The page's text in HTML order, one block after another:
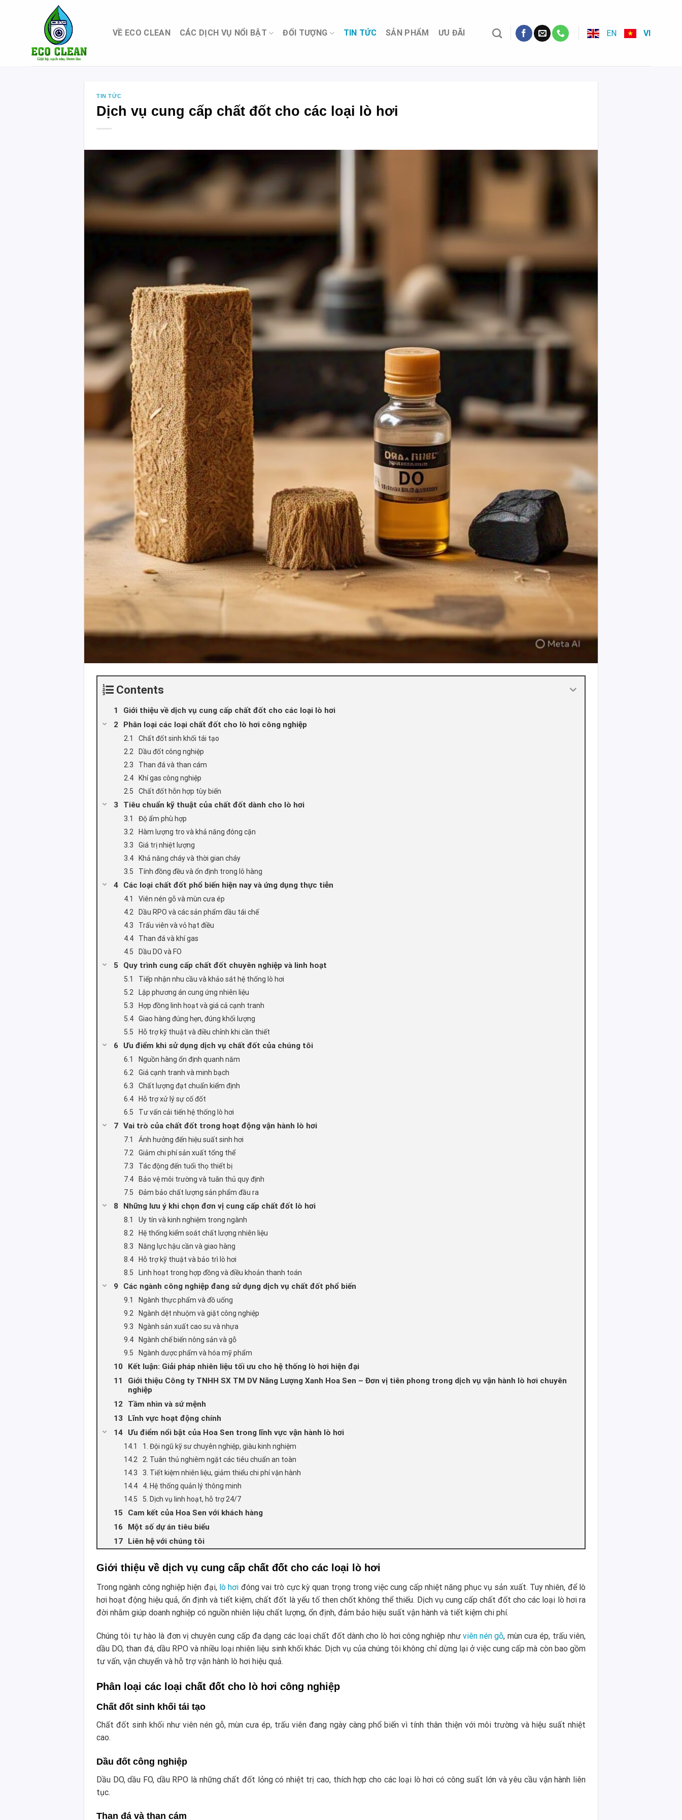
VỀ ECO CLEAN CÁC DỊCH VỤ NỔI BẬT ĐỐI TƯỢNG TIN TỨC SẢN PHẨM ƯU ĐÃI EN VI
TIN TỨC
Dịch vụ cung cấp chất đốt cho các loại lò hơi
Contents
Giới thiệu về dịch vụ cung cấp chất đốt cho các loại lò hơi
Phân loại các loại chất đốt cho lò hơi công nghiệp
Chất đốt sinh khối tái tạo
Dầu đốt công nghiệp
Than đá và than cám
Khí gas công nghiệp
Chất đốt hỗn hợp tùy biến
Tiêu chuẩn kỹ thuật của chất đốt dành cho lò hơi
Độ ẩm phù hợp
Hàm lượng tro và khả năng đóng cặn
Giá trị nhiệt lượng
Khả năng cháy và thời gian cháy
Tính đồng đều và ổn định trong lô hàng
Các loại chất đốt phổ biến hiện nay và ứng dụng thực tiễn
Viên nén gỗ và mùn cưa ép
Dầu RPO và các sản phẩm dầu tái chế
Trấu viên và vỏ hạt điều
Than đá và khí gas
Dầu DO và FO
Quy trình cung cấp chất đốt chuyên nghiệp và linh hoạt
Tiếp nhận nhu cầu và khảo sát hệ thống lò hơi
Lập phương án cung ứng nhiên liệu
Hợp đồng linh hoạt và giá cả cạnh tranh
Giao hàng đúng hẹn, đúng khối lượng
Hỗ trợ kỹ thuật và điều chỉnh khi cần thiết
Ưu điểm khi sử dụng dịch vụ chất đốt của chúng tôi
Nguồn hàng ổn định quanh năm
Giá cạnh tranh và minh bạch
Chất lượng đạt chuẩn kiểm định
Hỗ trợ xử lý sự cố đốt
Tư vấn cải tiến hệ thống lò hơi
Vai trò của chất đốt trong hoạt động vận hành lò hơi
Ảnh hưởng đến hiệu suất sinh hơi
Giảm chi phí sản xuất tổng thể
Tác động đến tuổi thọ thiết bị
Bảo vệ môi trường và tuân thủ quy định
Đảm bảo chất lượng sản phẩm đầu ra
Những lưu ý khi chọn đơn vị cung cấp chất đốt lò hơi
Uy tín và kinh nghiệm trong ngành
Hệ thống kiểm soát chất lượng nhiên liệu
Năng lực hậu cần và giao hàng
Hỗ trợ kỹ thuật và bảo trì lò hơi
Linh hoạt trong hợp đồng và điều khoản thanh toán
Các ngành công nghiệp đang sử dụng dịch vụ chất đốt phổ biến
Ngành thực phẩm và đồ uống
Ngành dệt nhuộm và giặt công nghiệp
Ngành sản xuất cao su và nhựa
Ngành chế biến nông sản và gỗ
Ngành dược phẩm và hóa mỹ phẩm
Kết luận: Giải pháp nhiên liệu tối ưu cho hệ thống lò hơi hiện đại
Giới thiệu Công ty TNHH SX TM DV Năng Lượng Xanh Hoa Sen – Đơn vị tiên phong trong dịch vụ vận hành lò hơi chuyên
nghiệp
Tầm nhìn và sứ mệnh
Lĩnh vực hoạt động chính
Ưu điểm nổi bật của Hoa Sen trong lĩnh vực vận hành lò hơi
1. Đội ngũ kỹ sư chuyên nghiệp, giàu kinh nghiệm
2. Tuân thủ nghiêm ngặt các tiêu chuẩn an toàn
3. Tiết kiệm nhiên liệu, giảm thiểu chi phí vận hành
4. Hệ thống quản lý thông minh
5. Dịch vụ linh hoạt, hỗ trợ 24/7
Cam kết của Hoa Sen với khách hàng
Một số dự án tiêu biểu
Liên hệ với chúng tôi
Giới thiệu về dịch vụ cung cấp chất đốt cho các loại lò hơi
Trong ngành công nghiệp hiện đại, lò hơi đóng vai trò cực kỳ quan trọng trong việc cung cấp nhiệt năng phục vụ sản xuất. Tuy nhiên, để lò
hơi hoạt động hiệu quả, ổn định và tiết kiệm, chất đốt là yếu tố then chốt không thể thiếu. Dịch vụ cung cấp chất đốt cho các loại lò hơi ra
đời nhằm giúp doanh nghiệp có nguồn nhiên liệu chất lượng, ổn định, đảm bảo hiệu suất vận hành và tiết kiệm chi phí.
Chúng tôi tự hào là đơn vị chuyên cung cấp đa dạng các loại chất đốt dành cho lò hơi công nghiệp như viên nén gỗ, mùn cưa ép, trấu viên,
dầu DO, than đá, dầu RPO và nhiều loại nhiên liệu sinh khối khác. Dịch vụ của chúng tôi không chỉ dừng lại ở việc cung cấp mà còn bao gồm
tư vấn, vận chuyển và hỗ trợ vận hành lò hơi hiệu quả.
Phân loại các loại chất đốt cho lò hơi công nghiệp
Chất đốt sinh khối tái tạo
Chất đốt sinh khối như viên nén gỗ, mùn cưa ép, trấu viên đang ngày càng phổ biến vì tính thân thiện với môi trường và hiệu suất nhiệt
cao.
Dầu đốt công nghiệp
Dầu DO, dầu FO, dầu RPO là những chất đốt lỏng có nhiệt trị cao, thích hợp cho các loại lò hơi có công suất lớn và yêu cầu vận hành liên
tục.
Than đá và than cám